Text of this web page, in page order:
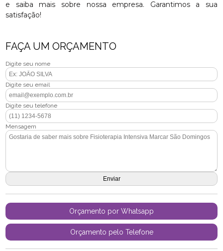
e saiba mais sobre nossa empresa. Garantimos a sua
satisfação!
FAÇA UM ORÇAMENTO
Digite seu nome
Digite seu email
Digite seu telefone
Mensagem
Orçamento por Whatsapp
Orçamento pelo Telefone